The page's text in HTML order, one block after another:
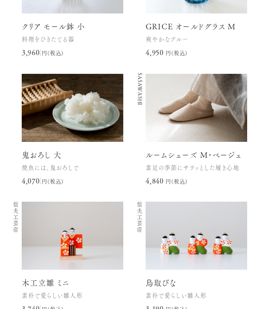
クリア モール鉢 小
料理をひきたてる器
3,960円(税込)
GRICE オールドグラス M
爽やかなブルー
4,950円(税込)
鬼おろし 大
焼魚には、鬼おろしで
4,070円(税込)
SASAWASHI
ルームシューズ M・ベージュ
素足の季節にサラッとした履き心地
4,840円(税込)
信夫工芸店
木工立雛 ミニ
素朴で愛らしい雛人形
信夫工芸店
鳥取びな
素朴で愛らしい雛人形